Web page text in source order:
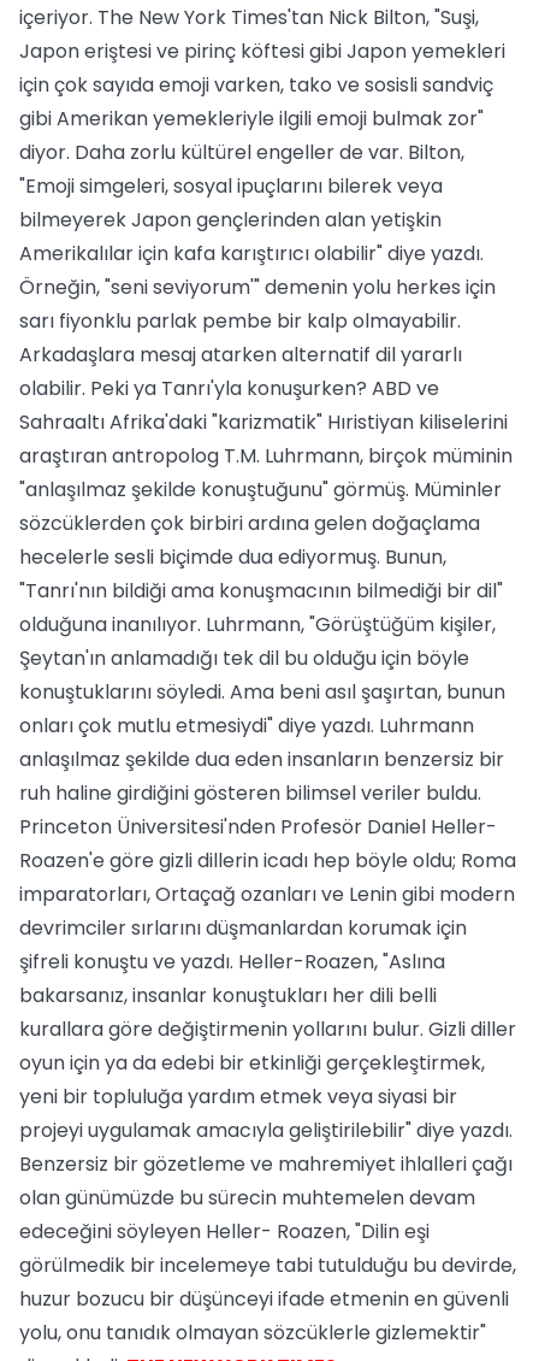
içeriyor. The New York Times'tan Nick Bilton, "Suşi,
Japon eriştesi ve pirinç köftesi gibi Japon yemekleri
için çok sayıda emoji varken, tako ve sosisli sandviç
gibi Amerikan yemekleriyle ilgili emoji bulmak zor"
diyor. Daha zorlu kültürel engeller de var. Bilton,
"Emoji simgeleri, sosyal ipuçlarını bilerek veya
bilmeyerek Japon gençlerinden alan yetişkin
Amerikalılar için kafa karıştırıcı olabilir" diye yazdı.
Örneğin, "seni seviyorum'" demenin yolu herkes için
sarı fiyonklu parlak pembe bir kalp olmayabilir.
Arkadaşlara mesaj atarken alternatif dil yararlı
olabilir. Peki ya Tanrı'yla konuşurken? ABD ve
Sahraaltı Afrika'daki "karizmatik" Hıristiyan kiliselerini
araştıran antropolog T.M. Luhrmann, birçok müminin
"anlaşılmaz şekilde konuştuğunu" görmüş. Müminler
sözcüklerden çok birbiri ardına gelen doğaçlama
hecelerle sesli biçimde dua ediyormuş. Bunun,
"Tanrı'nın bildiği ama konuşmacının bilmediği bir dil"
olduğuna inanılıyor. Luhrmann, "Görüştüğüm kişiler,
Şeytan'ın anlamadığı tek dil bu olduğu için böyle
konuştuklarını söyledi. Ama beni asıl şaşırtan, bunun
onları çok mutlu etmesiydi" diye yazdı. Luhrmann
anlaşılmaz şekilde dua eden insanların benzersiz bir
ruh haline girdiğini gösteren bilimsel veriler buldu.
Princeton Üniversitesi'nden Profesör Daniel Heller-
Roazen'e göre gizli dillerin icadı hep böyle oldu; Roma
imparatorları, Ortaçağ ozanları ve Lenin gibi modern
devrimciler sırlarını düşmanlardan korumak için
şifreli konuştu ve yazdı. Heller-Roazen, "Aslına
bakarsanız, insanlar konuştukları her dili belli
kurallara göre değiştirmenin yollarını bulur. Gizli diller
oyun için ya da edebi bir etkinliği gerçekleştirmek,
yeni bir topluluğa yardım etmek veya siyasi bir
projeyi uygulamak amacıyla geliştirilebilir" diye yazdı.
Benzersiz bir gözetleme ve mahremiyet ihlalleri çağı
olan günümüzde bu sürecin muhtemelen devam
edeceğini söyleyen Heller- Roazen, "Dilin eşi
görülmedik bir incelemeye tabi tutulduğu bu devirde,
huzur bozucu bir düşünceyi ifade etmenin en güvenli
yolu, onu tanıdık olmayan sözcüklerle gizlemektir"